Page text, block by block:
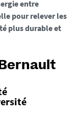
entre
pour relever les
plus durable et